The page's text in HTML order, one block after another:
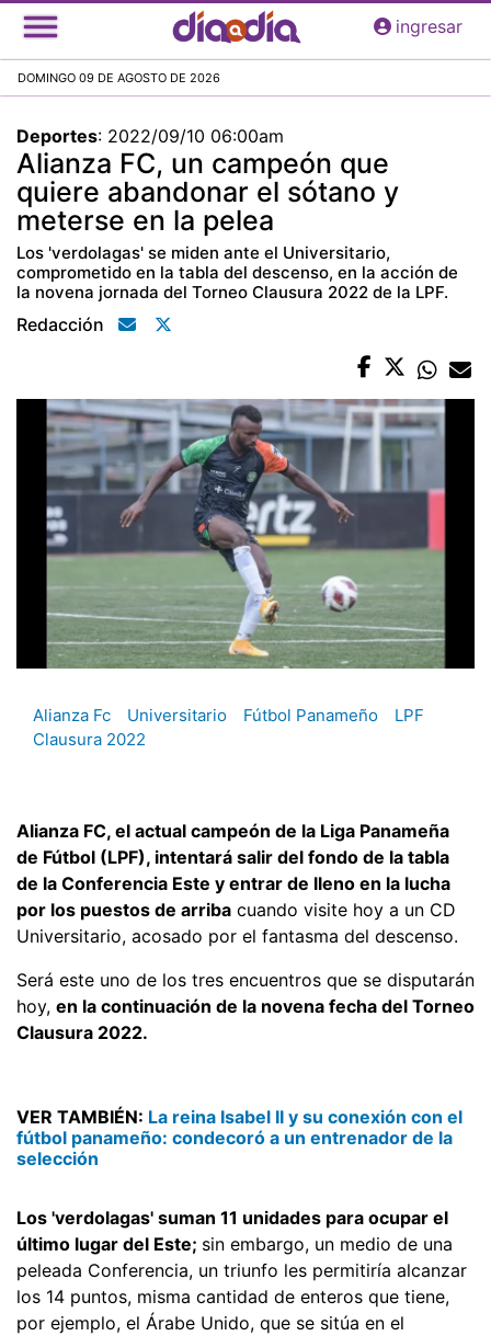
Pasar
al
principal
ingresar
DOMINGO 09 DE AGOSTO DE 2026
Deportes: 2022/09/10 06:00am
Alianza FC, un campeón que
quiere abandonar el sótano y
meterse en la pelea
Los 'verdolagas' se miden ante el Universitario,
comprometido en la tabla del descenso, en la acción de
la novena jornada del Torneo Clausura 2022 de la LPF.
Redacción
Alianza Fc Universitario Fútbol Panameño
LPF
Clausura 2022
Alianza FC, el actual campeón de la Liga Panameña
de Fútbol (LPF), intentará salir del fondo de la tabla
de la Conferencia Este y entrar de lleno en la lucha
por los puestos de arriba cuando visite hoy a un CD
Universitario, acosado por el fantasma del descenso.
Será este uno de los tres encuentros que se disputarán
hoy, en la continuación de la novena fecha del Torneo
Clausura 2022.
VER TAMBIÉN: La reina Isabel II y su conexión con el
fútbol panameño: condecoró a un entrenador de la
selección
Los 'verdolagas' suman 11 unidades para ocupar el
último lugar del Este; sin embargo, un medio de una
peleada Conferencia, un triunfo les permitiría alcanzar
los 14 puntos, misma cantidad de enteros que tiene,
por ejemplo, el Árabe Unido, que se sitúa en el